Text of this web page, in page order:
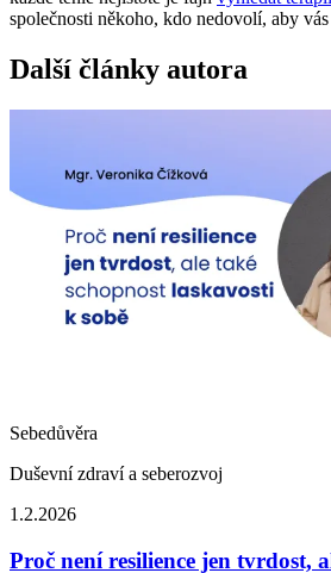
společnosti někoho, kdo nedovolí, aby
Další články autora
Sebedůvěra
Duševní zdraví a seberozvoj
1.2.2026
Proč není resilience jen tvrdost,